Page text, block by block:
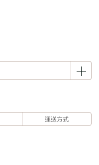
運送方式